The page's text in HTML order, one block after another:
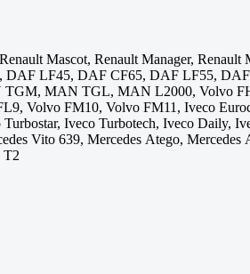
Mascot, Renault Manager, Renault
DAF LF45, DAF CF65, DAF LF55,
MAN TGL, MAN L2000, Volvo
Volvo FM10, Volvo FM11, Iveco
Iveco Turbotech, Iveco Daily,
Vito 639, Mercedes Atego, Mercedes
T2